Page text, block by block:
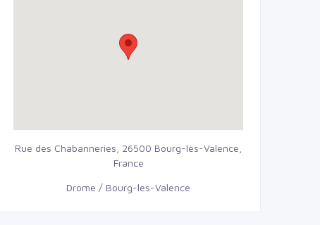
Rue des Chabanneries, 26500 Bourg-lès-Valence,
France
Drome / Bourg-les-Valence